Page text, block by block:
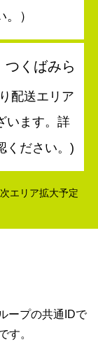
）
つくばみら
配送エリア
います。詳
ください。)
エリア拡大予定
ープの共通IDで
す。